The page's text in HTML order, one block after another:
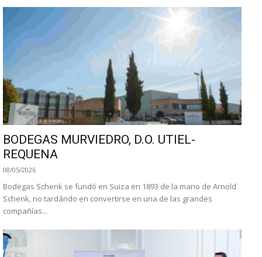
BODEGAS MURVIEDRO, D.O. UTIEL-
REQUENA
08/05/2026
Bodegas Schenk se fundó en Suiza en 1893 de la mano de Arnold
Schenk, no tardándo en convertirse en una de las grandes
compañías...